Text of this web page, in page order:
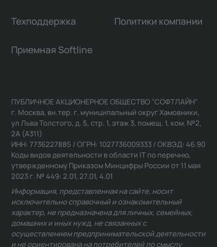
Техподдержка Политики компании
Приемная Softline
ПУБЛИЧНОЕ АКЦИОНЕРНОЕ ОБЩЕСТВО "СОФТЛАЙН"
г. Москва, вн.тер. г. муниципальный округ Хамовники,
ул Льва Толстого, д. 5, стр. 1, этаж 3, помещ. 1, ком. №2,
2А (А311)
ИНН: 7736227885 / ОГРН: 1027736009333 / ОКВЭД: 46.90
Коды видов деятельности в области IT по перечню,
утвержденному Приказом Минцифры России от 11 мая
2023 г. № 449: 2.01, 27.01, 4.01
Информация, представленная на сайте, носит
исключительно справочный и ознакомительный
характер, не предназначена для личных, семейных,
домашних и иных нужд, не связанных с
осуществлением предпринимательской деятельности
и не ориентирована на потребителей по смыслу